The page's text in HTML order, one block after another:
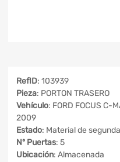
RefID: 103939
Pieza: PORTON TRASERO
Vehículo: FORD FOCUS C-
2009
Estado: Material de
Nº Puertas: 5
Ubicación: Almacenada